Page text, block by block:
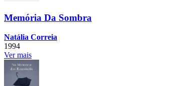
Memória Da Sombra
Natália Correia
1994
Ver mais